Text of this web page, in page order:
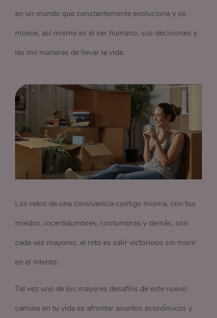
en un mundo que constantemente evoluciona y se
mueve, así mismo es el ser humano, sus decisiones y
las mil maneras de llevar la vida.
Los retos de una convivencia contigo misma, con tus
miedos, incertidumbres, costumbres y demás, son
cada vez mayores, el reto es salir victorioso sin morir
en el intento.
Tal vez uno de los mayores desafíos de este nuevo
camino en tu vida es afrontar asuntos económicos y